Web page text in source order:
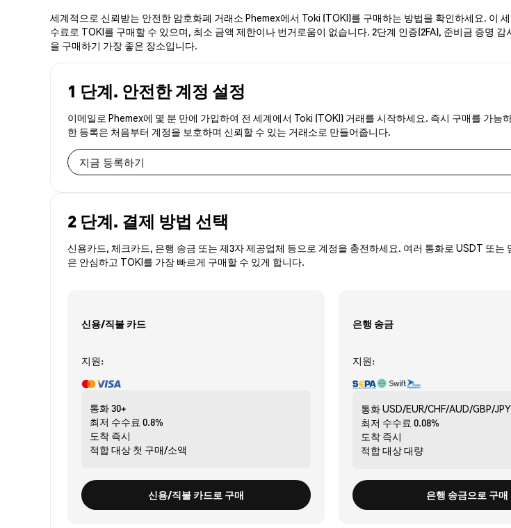
세계적으로 신뢰받는 안전한 암호화폐 거래소 Phemex에서 Toki (TOKI)를 구매하는 방법을 확인하세요. 이
수료로 TOKI를 구매할 수 있으며, 최소 금액 제한이나 번거로움이 없습니다. 2단계 인증(2FA), 준비금 증명
을 구매하기 가장 좋은 장소입니다.
1 단계. 안전한 계정 설정
이메일로 Phemex에 몇 분 만에 가입하여 전 세계에서 Toki (TOKI) 거래를 시작하세요. 즉시 구매를 가
한 등록은 처음부터 계정을 보호하며 신뢰할 수 있는 거래소로 만들어줍니다.
지금 등록하기
2 단계. 결제 방법 선택
신용카드, 체크카드, 은행 송금 또는 제3자 제공업체 등으로 계정을 충전하세요. 여러 통화로 USDT 또
은 안심하고 TOKI를 가장 빠르게 구매할 수 있게 합니다.
신용/직불 카드
지원:
통화30+
최저 수수료 0.8%
도착 즉시
적합 대상 첫 구매/소액
신용/직불 카드로 구매
은행 송금
지원:
통화USD/EUR/CHF/AUD/GBP/JPY
최저 수수료 0.08%
도착 즉시
적합 대상대량
은행 송금으로 구매